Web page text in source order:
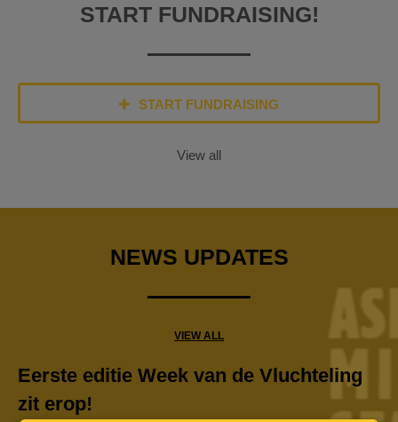
START FUNDRAISING!
START FUNDRAISING
View all
NEWS UPDATES
VIEW ALL
Eerste editie Week van de Vluchteling
zit erop!